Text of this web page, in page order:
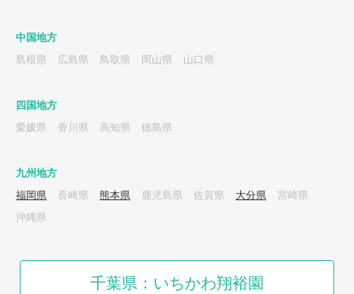
中国地方
島根県
広島県 鳥取県 岡山県 山口県
四国地方
愛媛県
香川県 高知県 徳島県
九州地方
福岡県
長崎県 熊本県 鹿児島県 佐賀県 大分県
宮崎県
沖縄県
千葉県：いちかわ翔裕園